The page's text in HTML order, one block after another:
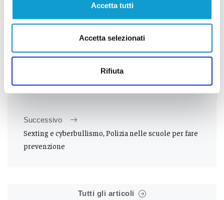
Accetta tutti
Accetta selezionati
Rifiuta
Scritta contro vittime delle foibe a Porto San Giorgio
Successivo
Sexting e cyberbullismo, Polizia nelle scuole per fare
prevenzione
Tutti gli articoli